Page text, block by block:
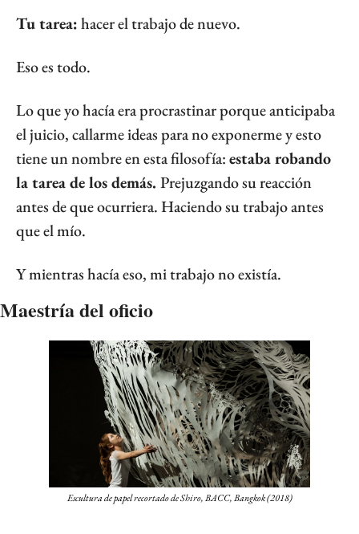
Tu tarea: hacer el trabajo de nuevo.
Eso es todo.
Lo que yo hacía era procrastinar porque anticipaba
el juicio, callarme ideas para no exponerme y esto
tiene un nombre en esta filosofía: estaba robando
la tarea de los demás. Prejuzgando su reacción
antes de que ocurriera. Haciendo su trabajo antes
que el mío.
Y mientras hacía eso, mi trabajo no existía.
Maestría del oficio
Escultura de papel recortado de Shiro, BACC, Bangkok (2018)